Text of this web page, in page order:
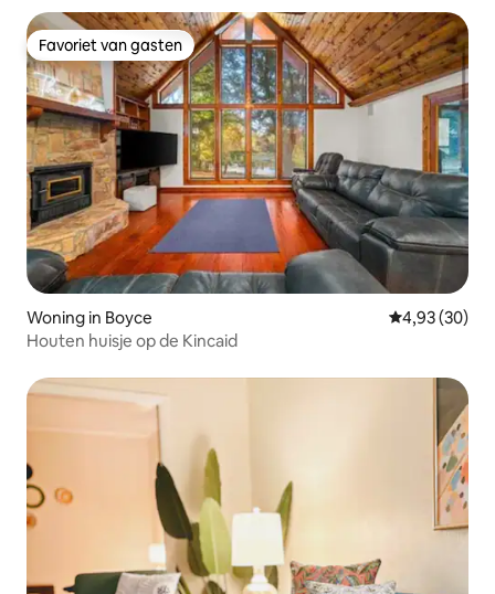
Favoriet van gasten
Favoriet van gasten
Woning in Boyce Gemiddelde
4,93 (30)
Houten huisje op de Kincaid